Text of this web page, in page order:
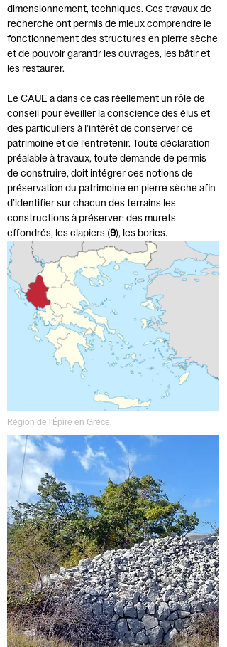
dimensionnement, techniques. Ces travaux de
recherche ont permis de mieux comprendre le
fonctionnement des structures en pierre sèche
et de pouvoir garantir les ouvrages, les bâtir et
les restaurer.
Le CAUE a dans ce cas réellement un rôle de
conseil pour éveiller la conscience des élus et
des particuliers à l’intérêt de conserver ce
patrimoine et de l’entretenir. Toute déclaration
préalable à travaux, toute demande de permis
de construire, doit intégrer ces notions de
préservation du patrimoine en pierre sèche afin
d’identifier sur chacun des terrains les
constructions à préserver: des murets
effondrés, les clapiers (9), les bories.
Région de l’Épire en Grèce.